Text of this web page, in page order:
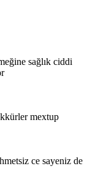
sağlık ciddi
mextup
ce sayeniz de